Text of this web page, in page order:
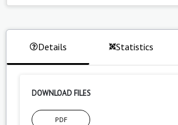
Details Statistics
DOWNLOAD FILES
PDF